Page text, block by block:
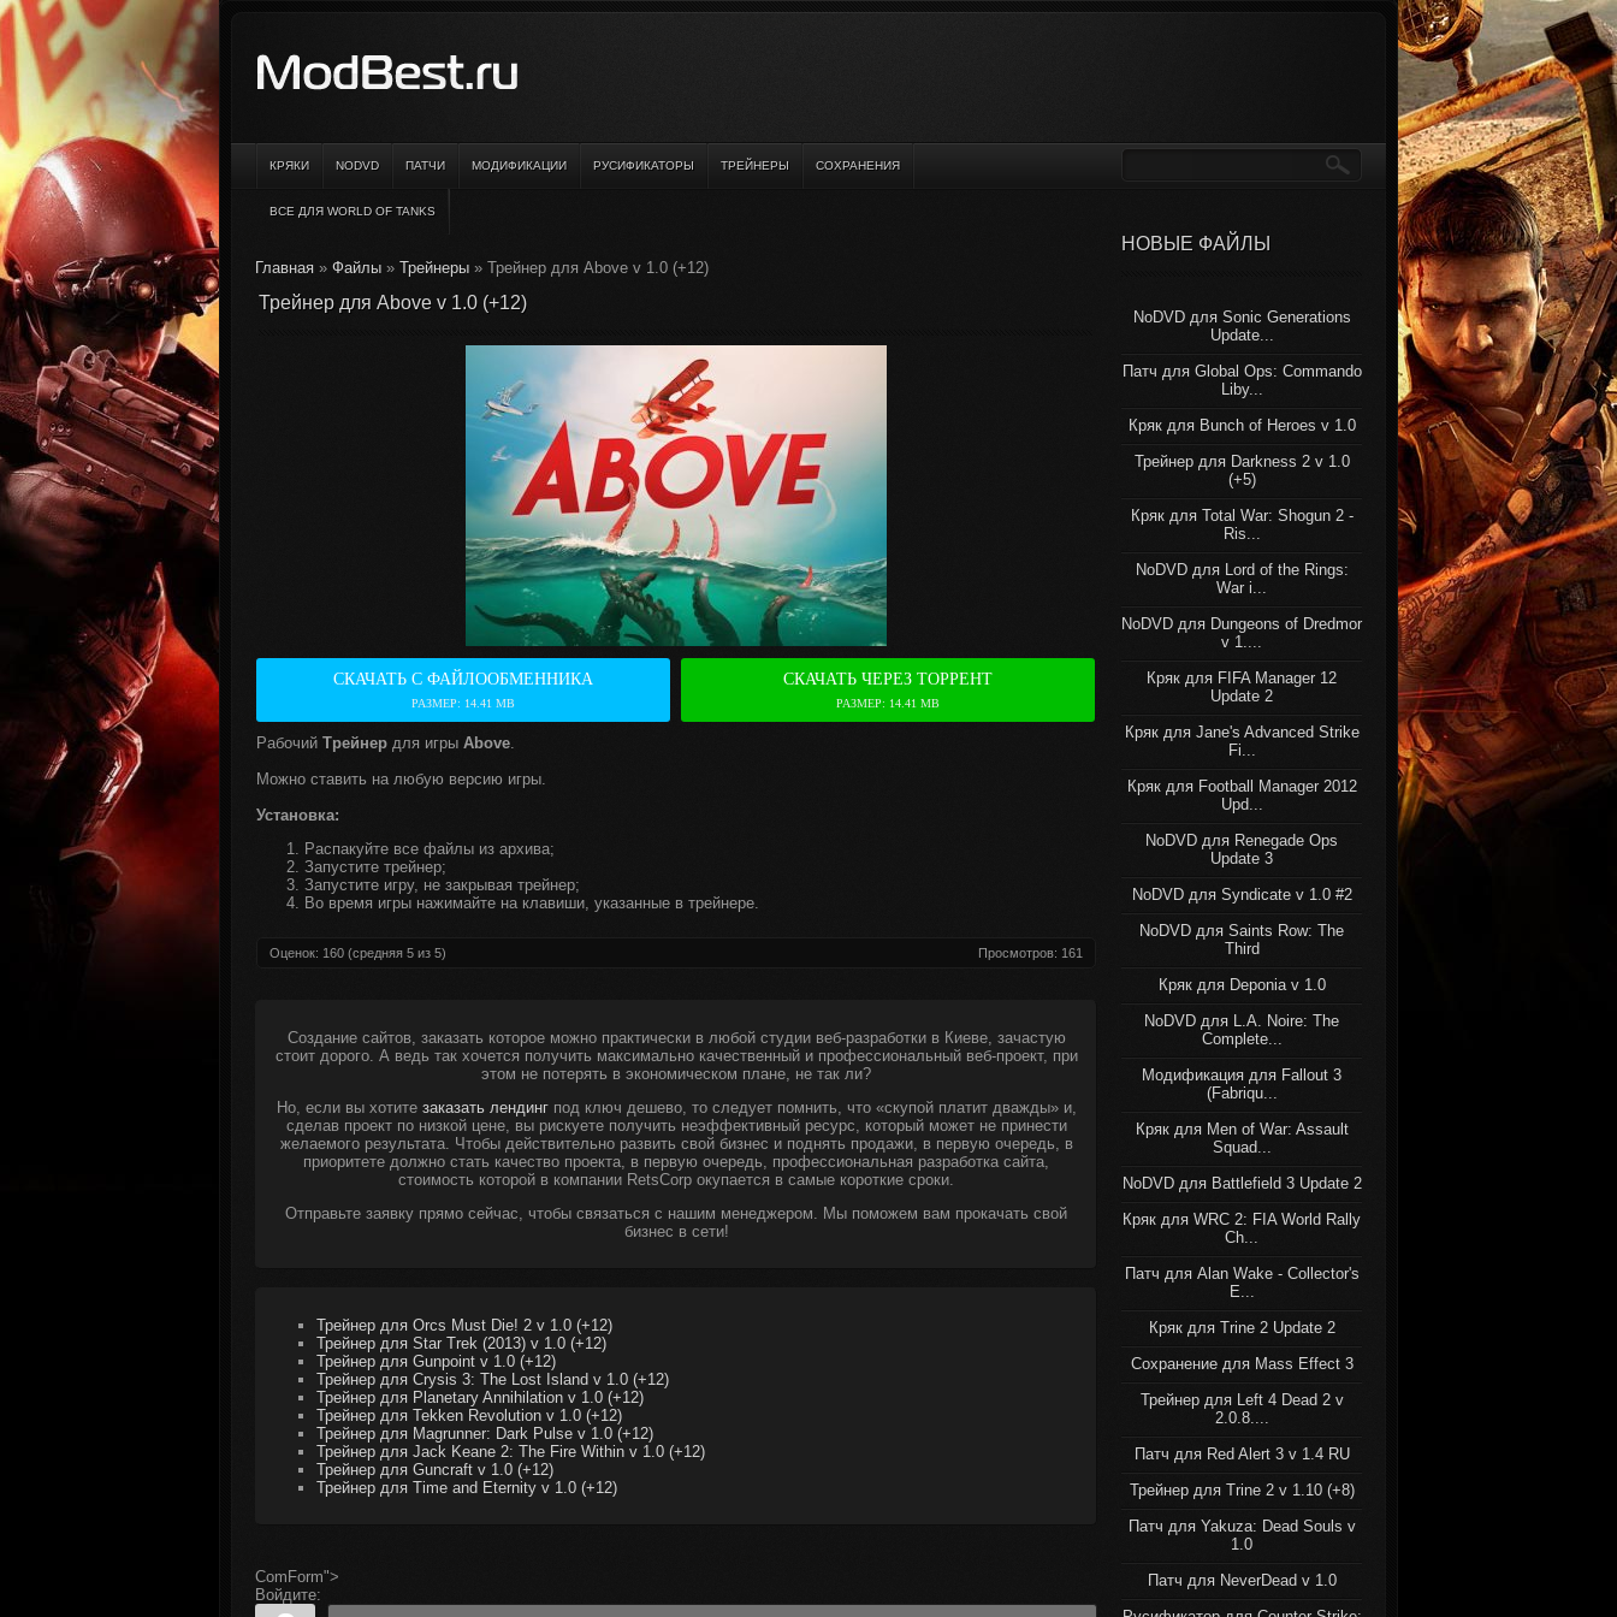
КРЯКИ NODVD ПАТЧИ МОДИФИКАЦИИ РУСИФИКАТОРЫ ТРЕЙНЕРЫ СОХРАНЕНИЯ
ВСЕ ДЛЯ WORLD OF TANKS
НОВЫЕ ФАЙЛЫ
NoDVD для Sonic Generations
Update...
Патч для Global Ops: Commando
Liby...
Кряк для Bunch of Heroes v 1.0
Трейнер для Darkness 2 v 1.0
(+5)
Кряк для Total War: Shogun 2 -
Ris...
NoDVD для Lord of the Rings:
War i...
NoDVD для Dungeons of Dredmor
v 1....
Кряк для FIFA Manager 12
Update 2
Кряк для Jane's Advanced Strike
Fi...
Кряк для Football Manager 2012
Upd...
NoDVD для Renegade Ops
Update 3
NoDVD для Syndicate v 1.0 #2
NoDVD для Saints Row: The
Third
Кряк для Deponia v 1.0
NoDVD для L.A. Noire: The
Complete...
Модификация для Fallout 3
(Fabriqu...
Кряк для Men of War: Assault
Squad...
NoDVD для Battlefield 3 Update 2
Кряк для WRC 2: FIA World Rally
Ch...
Патч для Alan Wake - Collector's
E...
Кряк для Trine 2 Update 2
Сохранение для Mass Effect 3
Трейнер для Left 4 Dead 2 v
2.0.8....
Патч для Red Alert 3 v 1.4 RU
Трейнер для Trine 2 v 1.10 (+8)
Патч для Yakuza: Dead Souls v
1.0
Патч для NeverDead v 1.0
Главная » Файлы » Трейнеры » Трейнер для Above v 1.0 (+12)
Трейнер для Above v 1.0 (+12)
СКАЧАТЬ С ФАЙЛООБМЕННИКА
РАЗМЕР: 14.41 MB
СКАЧАТЬ ЧЕРЕЗ ТОРРЕНТ
РАЗМЕР: 14.41 MB
Рабочий Трейнер для игры Above.
Можно ставить на любую версию игры.
Установка:
Распакуйте все файлы из архива;
Запустите трейнер;
Запустите игру, не закрывая трейнер;
Во время игры нажимайте на клавиши, указанные в трейнере.
Просмотров: 161
Оценок: 160 (средняя 5 из 5)
Создание сайтов, заказать которое можно практически в любой студии веб-разработки в Киеве, зачастую
стоит дорого. А ведь так хочется получить максимально качественный и профессиональный веб-проект, при
этом не потерять в экономическом плане, не так ли?
Но, если вы хотите заказать лендингпод ключ дешево, то следует помнить, что «скупой платит дважды» и,
сделав проект по низкой цене, вы рискуете получить неэффективный ресурс, который может не принести
желаемого результата. Чтобы действительно развить свой бизнес и поднять продажи, в первую очередь, в
приоритете должно стать качество проекта, в первую очередь, профессиональная разработка сайта,
стоимость которой в компании RetsCorp окупается в самые короткие сроки.
Отправьте заявку прямо сейчас, чтобы связаться с нашим менеджером. Мы поможем вам прокачать свой
бизнес в сети!
Трейнер для Orcs Must Die! 2 v 1.0 (+12)
Трейнер для Star Trek (2013) v 1.0 (+12)
Трейнер для Gunpoint v 1.0 (+12)
Трейнер для Crysis 3: The Lost Island v 1.0 (+12)
Трейнер для Planetary Annihilation v 1.0 (+12)
Трейнер для Tekken Revolution v 1.0 (+12)
Трейнер для Magrunner: Dark Pulse v 1.0 (+12)
Трейнер для Jack Keane 2: The Fire Within v 1.0 (+12)
Трейнер для Guncraft v 1.0 (+12)
Трейнер для Time and Eternity v 1.0 (+12)
ComForm">
Войдите: